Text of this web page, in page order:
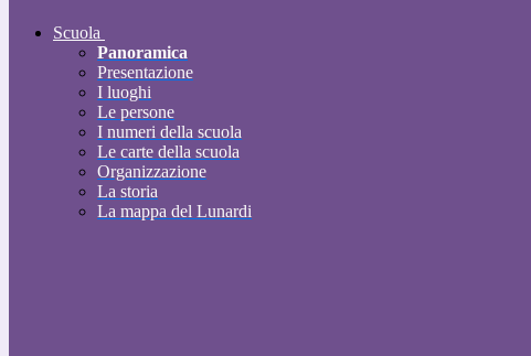
Scuola
Panoramica
Presentazione
I luoghi
Le persone
I numeri della scuola
Le carte della scuola
Organizzazione
La storia
La mappa del Lunardi